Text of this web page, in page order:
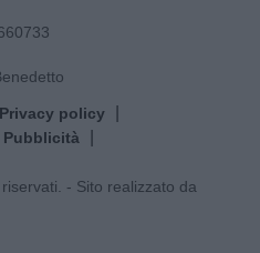
Privacy policy
Pubblicità
riservati. - Sito realizzato da